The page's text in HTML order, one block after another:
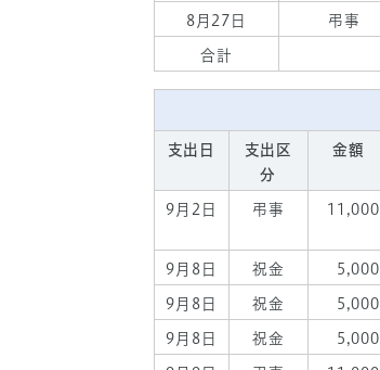
8月27日 弔事
合計
支出日
支出区
分
金額
9月2日 弔事 11,000
9月8日 祝金 5,000
9月8日 祝金 5,000
9月8日 祝金 5,000